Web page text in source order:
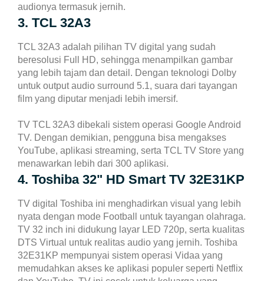
audionya termasuk jernih.
3. TCL 32A3
TCL 32A3 adalah pilihan TV digital yang sudah
beresolusi Full HD, sehingga menampilkan gambar
yang lebih tajam dan detail. Dengan teknologi Dolby
untuk output audio surround 5.1, suara dari tayangan
film yang diputar menjadi lebih imersif.
TV TCL 32A3 dibekali sistem operasi Google Android
TV. Dengan demikian, pengguna bisa mengakses
YouTube, aplikasi streaming, serta TCL TV Store yang
menawarkan lebih dari 300 aplikasi.
4. Toshiba 32" HD Smart TV 32E31KP
TV digital Toshiba ini menghadirkan visual yang lebih
nyata dengan mode Football untuk tayangan olahraga.
TV 32 inch ini didukung layar LED 720p, serta kualitas
DTS Virtual untuk realitas audio yang jernih. Toshiba
32E31KP mempunyai sistem operasi Vidaa yang
memudahkan akses ke aplikasi populer seperti Netflix